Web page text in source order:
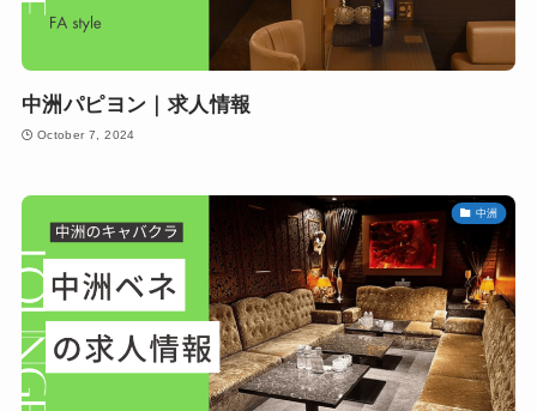
中洲パピヨン｜求人情報
October 7, 2024
中洲